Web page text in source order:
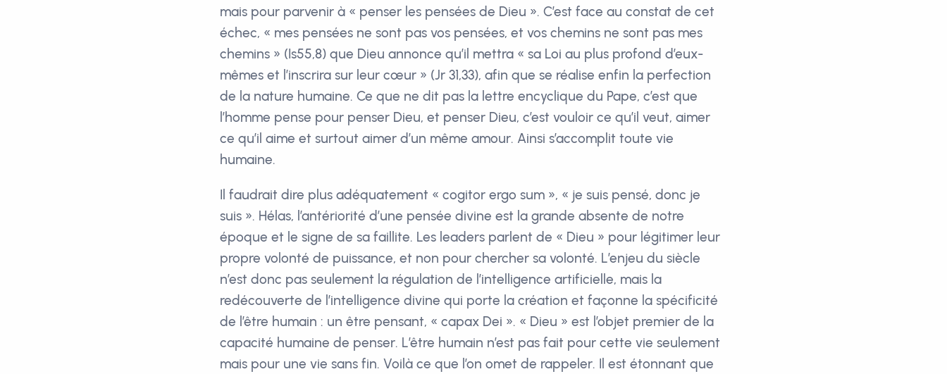
mais pour parvenir à « penser les pensées de Dieu ». C’est face au constat de cet
échec, « mes pensées ne sont pas vos pensées, et vos chemins ne sont pas mes
chemins » (Is55,8) que Dieu annonce qu’il mettra « sa Loi au plus profond d’eux-
mêmes et l’inscrira sur leur cœur » (Jr 31,33), afin que se réalise enfin la perfection
de la nature humaine. Ce que ne dit pas la lettre encyclique du Pape, c’est que
l’homme pense pour penser Dieu, et penser Dieu, c’est vouloir ce qu’il veut, aimer
ce qu’il aime et surtout aimer d’un même amour. Ainsi s’accomplit toute vie
humaine.
Il faudrait dire plus adéquatement « cogitor ergo sum », « je suis pensé, donc je
suis ». Hélas, l’antériorité d’une pensée divine est la grande absente de notre
époque et le signe de sa faillite. Les leaders parlent de « Dieu » pour légitimer leur
propre volonté de puissance, et non pour chercher sa volonté. L’enjeu du siècle
n’est donc pas seulement la régulation de l’intelligence artificielle, mais la
redécouverte de l’intelligence divine qui porte la création et façonne la spécificité
de l’être humain : un être pensant, « capax Dei ». « Dieu » est l’objet premier de la
capacité humaine de penser. L’être humain n’est pas fait pour cette vie seulement
mais pour une vie sans fin. Voilà ce que l’on omet de rappeler. Il est étonnant que